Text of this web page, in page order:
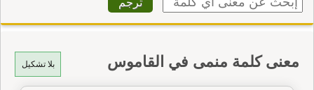
بلا تشكيل معنى كلمة منمى في القاموس